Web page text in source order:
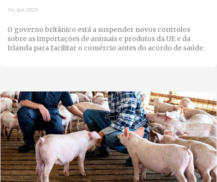
04-Set-2025
O governo britânico está a suspender novos controlos
sobre as importações de animais e produtos da UE e da
Irlanda para facilitar o comércio antes do acordo de saúde.